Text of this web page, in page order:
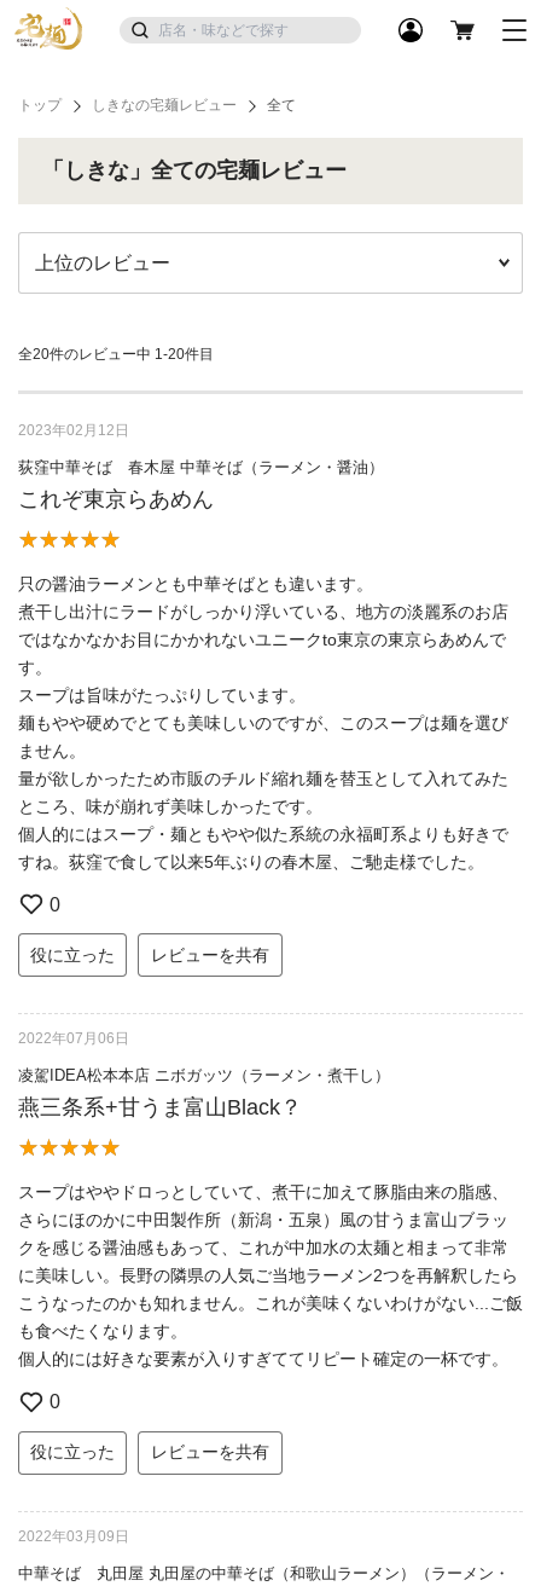
トップ しきなの宅麺レビュー 全て
「しきな」全ての宅麺レビュー
全20件のレビュー中 1-20件目
2023年02月12日
荻窪中華そば 春木屋 中華そば（ラーメン・醤油）
これぞ東京らあめん
只の醤油ラーメンとも中華そばとも違います。
煮干し出汁にラードがしっかり浮いている、地方の淡麗系のお店
ではなかなかお目にかかれないユニークto東京の東京らあめんで
す。
スープは旨味がたっぷりしています。
麺もやや硬めでとても美味しいのですが、このスープは麺を選び
ません。
量が欲しかったため市販のチルド縮れ麺を替玉として入れてみた
ところ、味が崩れず美味しかったです。
個人的にはスープ・麺ともやや似た系統の永福町系よりも好きで
すね。荻窪で食して以来5年ぶりの春木屋、ご馳走様でした。
0
役に立った レビューを共有
2022年07月06日
凌駕IDEA松本本店 ニボガッツ（ラーメン・煮干し）
燕三条系+甘うま富山Black？
スープはややドロっとしていて、煮干に加えて豚脂由来の脂感、
さらにほのかに中田製作所（新潟・五泉）風の甘うま富山ブラッ
クを感じる醤油感もあって、これが中加水の太麺と相まって非常
に美味しい。長野の隣県の人気ご当地ラーメン2つを再解釈したら
こうなったのかも知れません。これが美味くないわけがない...ご飯
も食べたくなります。
個人的には好きな要素が入りすぎててリピート確定の一杯です。
0
役に立った レビューを共有
2022年03月09日
中華そば 丸田屋 丸田屋の中華そば（和歌山ラーメン）（ラーメン・